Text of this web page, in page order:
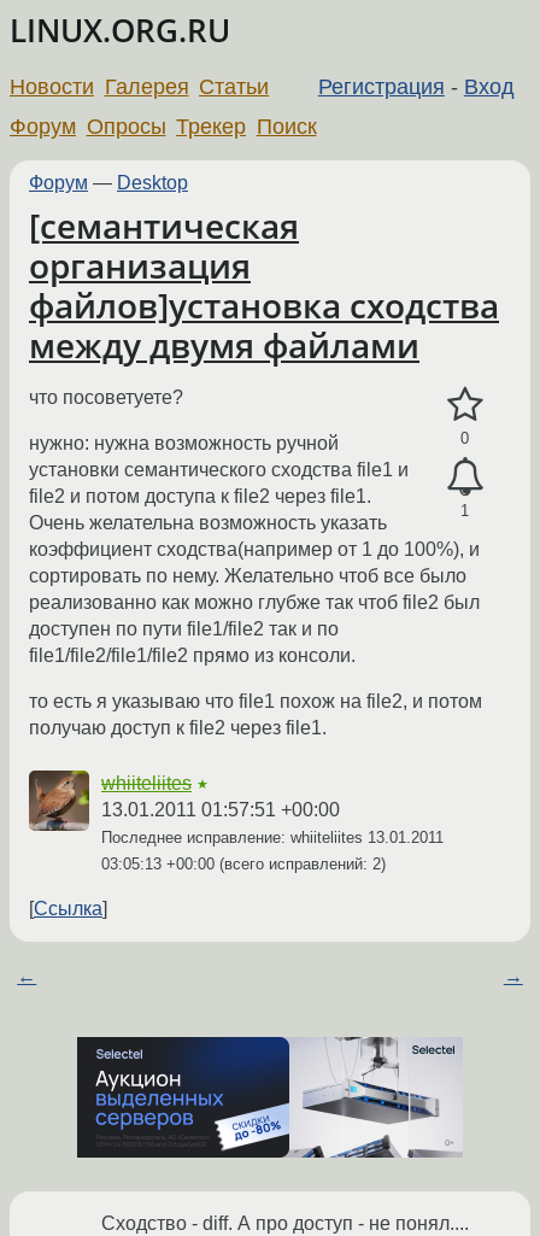
LINUX.ORG.RU
Регистрация - Вход
Новости Галерея Статьи
Форум Опросы Трекер Поиск
Форум — Desktop
[семантическая
организация
файлов]установка сходства
между двумя файлами
0
1
что посоветуете?
нужно: нужна возможность ручной
установки семантического сходства file1 и
file2 и потом доступа к file2 через file1.
Очень желательна возможность указать
коэффициент сходства(например от 1 до 100%), и
сортировать по нему. Желательно чтоб все было
реализованно как можно глубже так чтоб file2 был
доступен по пути file1/file2 так и по
file1/file2/file1/file2 прямо из консоли.
то есть я указываю что file1 похож на file2, и потом
получаю доступ к file2 через file1.
whiiteliites ★
13.01.2011 01:57:51 +00:00
Последнее исправление: whiiteliites 13.01.2011
03:05:13 +00:00 (всего исправлений: 2)
Ссылка
← →
Сходство - diff. А про доступ - не понял....